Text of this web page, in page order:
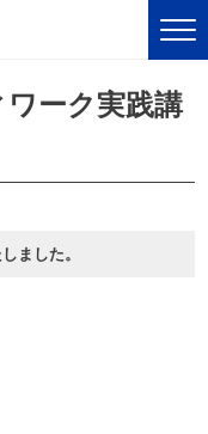
ーク実践講
ました。